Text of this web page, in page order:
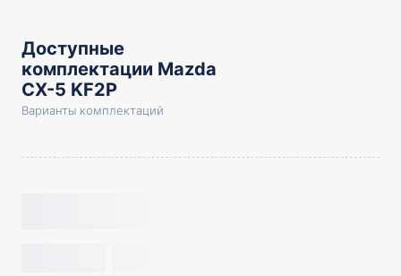
Доступные
комплектации Mazda
CX-5 KF2P
Варианты комплектаций